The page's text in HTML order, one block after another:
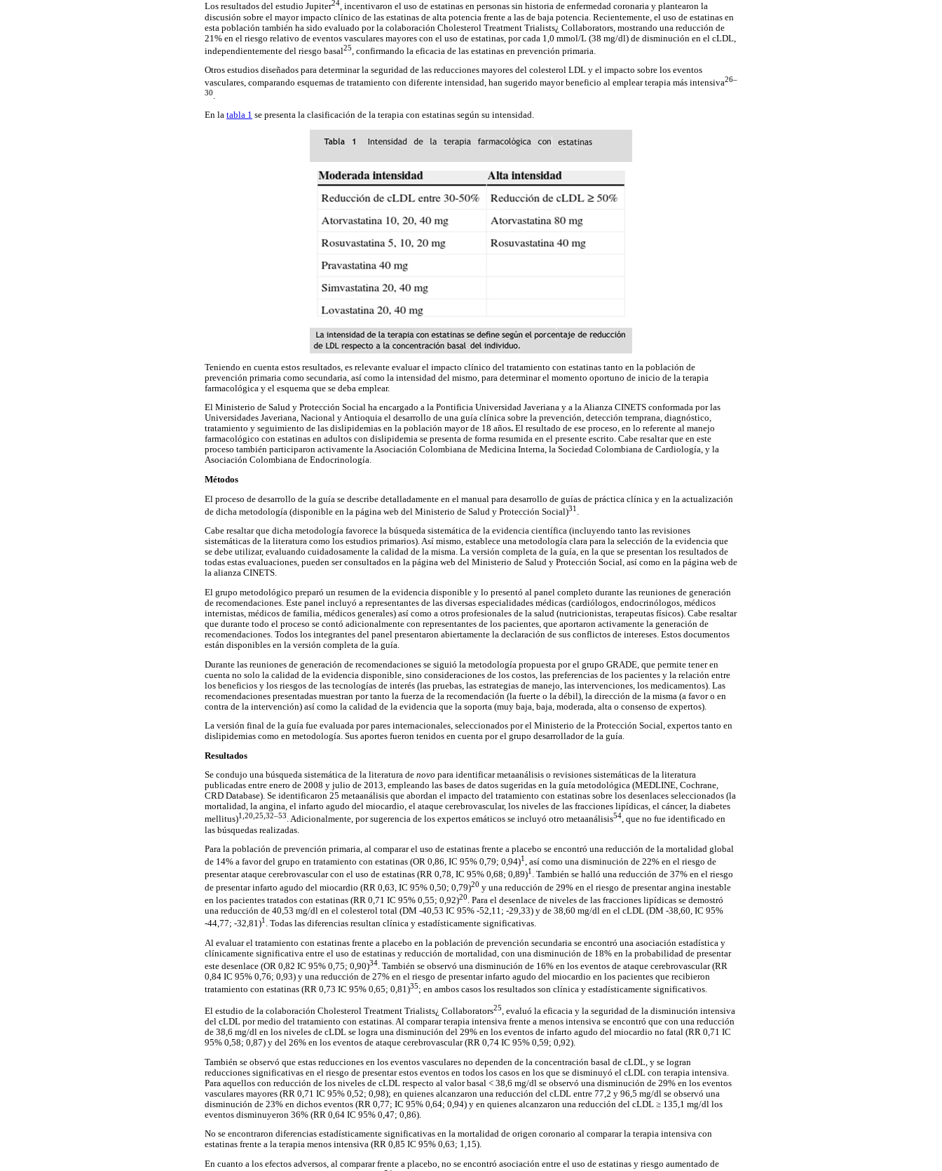
Los resultados del estudio Jupiter24, incentivaron el uso de estatinas en personas sin historia de enfermedad coronaria y plantearon la
discusión sobre el mayor impacto clínico de las estatinas de alta potencia frente a las de baja potencia. Recientemente, el uso de estatinas en
esta población también ha sido evaluado por la colaboración Cholesterol Treatment Trialists¿ Collaborators, mostrando una reducción de
21% en el riesgo relativo de eventos vasculares mayores con el uso de estatinas, por cada 1,0 mmol/L (38 mg/dl) de disminución en el cLDL,
independientemente del riesgo basal25, confirmando la eficacia de las estatinas en prevención primaria.
Otros estudios diseñados para determinar la seguridad de las reducciones mayores del colesterol LDL y el impacto sobre los eventos
vasculares, comparando esquemas de tratamiento con diferente intensidad, han sugerido mayor beneficio al emplear terapia más intensiva26–
30.
En la tabla 1 se presenta la clasificación de la terapia con estatinas según su intensidad.
Teniendo en cuenta estos resultados, es relevante evaluar el impacto clínico del tratamiento con estatinas tanto en la población de
prevención primaria como secundaria, así como la intensidad del mismo, para determinar el momento oportuno de inicio de la terapia
farmacológica y el esquema que se deba emplear.
El Ministerio de Salud y Protección Social ha encargado a la Pontificia Universidad Javeriana y a la Alianza CINETS conformada por las
Universidades Javeriana, Nacional y Antioquia el desarrollo de una guía clínica sobre la prevención, detección temprana, diagnóstico,
tratamiento y seguimiento de las dislipidemias en la población mayor de 18 años. El resultado de ese proceso, en lo referente al manejo
farmacológico con estatinas en adultos con dislipidemia se presenta de forma resumida en el presente escrito. Cabe resaltar que en este
proceso también participaron activamente la Asociación Colombiana de Medicina Interna, la Sociedad Colombiana de Cardiología, y la
Asociación Colombiana de Endocrinología.
Métodos
El proceso de desarrollo de la guía se describe detalladamente en el manual para desarrollo de guías de práctica clínica y en la actualización
de dicha metodología (disponible en la página web del Ministerio de Salud y Protección Social)31
Cabe resaltar que dicha metodología favorece la búsqueda sistemática de la evidencia científica (incluyendo tanto las revisiones
sistemáticas de la literatura como los estudios primarios). Así mismo, establece una metodología clara para la selección de la evidencia que
se debe utilizar, evaluando cuidadosamente la calidad de la misma. La versión completa de la guía, en la que se presentan los resultados de
todas estas evaluaciones, pueden ser consultados en la página web del Ministerio de Salud y Protección Social, así como en la página web de
la alianza CINETS.
El grupo metodológico preparó un resumen de la evidencia disponible y lo presentó al panel completo durante las reuniones de generación
de recomendaciones. Este panel incluyó a representantes de las diversas especialidades médicas (cardiólogos, endocrinólogos, médicos
internistas, médicos de familia, médicos generales) así como a otros profesionales de la salud (nutricionistas, terapeutas físicos). Cabe resaltar
que durante todo el proceso se contó adicionalmente con representantes de los pacientes, que aportaron activamente la generación de
recomendaciones. Todos los integrantes del panel presentaron abiertamente la declaración de sus conflictos de intereses. Estos documentos
están disponibles en la versión completa de la guía.
Durante las reuniones de generación de recomendaciones se siguió la metodología propuesta por el grupo GRADE, que permite tener en
cuenta no solo la calidad de la evidencia disponible, sino consideraciones de los costos, las preferencias de los pacientes y la relación entre
los beneficios y los riesgos de las tecnologías de interés (las pruebas, las estrategias de manejo, las intervenciones, los medicamentos). Las
recomendaciones presentadas muestran por tanto la fuerza de la recomendación (la fuerte o la débil), la dirección de la misma (a favor o en
contra de la intervención) así como la calidad de la evidencia que la soporta (muy baja, baja, moderada, alta o consenso de expertos).
La versión final de la guía fue evaluada por pares internacionales, seleccionados por el Ministerio de la Protección Social, expertos tanto en
dislipidemias como en metodología. Sus aportes fueron tenidos en cuenta por el grupo desarrollador de la guía.
Resultados
Se condujo una búsqueda sistemática de la literatura de novo para identificar metaanálisis o revisiones sistemáticas de la literatura
publicadas entre enero de 2008 y julio de 2013, empleando las bases de datos sugeridas en la guía metodológica (MEDLINE, Cochrane,
CRD Database). Se identificaron 25 metaanálisis que abordan el impacto del tratamiento con estatinas sobre los desenlaces seleccionados (la
mortalidad, la angina, el infarto agudo del miocardio, el ataque cerebrovascular, los niveles de las fracciones lipídicas, el cáncer, la diabetes
mellitus)1,20,25,32–53. Adicionalmente, por sugerencia de los expertos emáticos se incluyó otro metaanálisis54, que no fue identificado en
las búsquedas realizadas.
Para la población de prevención primaria, al comparar el uso de estatinas frente a placebo se encontró una reducción de la mortalidad global
de 14% a favor del grupo en tratamiento con estatinas (OR 0,86, IC 95% 0,79; 0,94)1, así como una disminución de 22% en el riesgo de
presentar ataque cerebrovascular con el uso de estatinas (RR 0,78, IC 95% 0,68; 0,89)1. También se halló una reducción de 37% en el riesgo
de presentar infarto agudo del miocardio (RR 0,63, IC 95% 0,50; 0,79)20 y una reducción de 29% en el riesgo de presentar angina inestable
en los pacientes tratados con estatinas (RR 0,71 IC 95% 0,55; 0,92)20. Para el desenlace de niveles de las fracciones lipídicas se demostró
una reducción de 40,53 mg/dl en el colesterol total (DM -40,53 IC 95% -52,11; -29,33) y de 38,60 mg/dl en el cLDL (DM -38,60, IC 95%
-44,77; -32,81)1 . Todas las diferencias resultan clínica y estadísticamente significativas.
Al evaluar el tratamiento con estatinas frente a placebo en la población de prevención secundaria se encontró una asociación estadística y
clínicamente significativa entre el uso de estatinas y reducción de mortalidad, con una disminución de 18% en la probabilidad de presentar
este desenlace (OR 0,82 IC 95% 0,75; 0,90)34. También se observó una disminución de 16% en los eventos de ataque cerebrovascular (RR
0,84 IC 95% 0,76; 0,93) y una reducción de 27% en el riesgo de presentar infarto agudo del miocardio en los pacientes que recibieron
tratamiento con estatinas (RR 0,73 IC 95% 0,65; 0,81)35; en ambos casos los resultados son clínica y estadísticamente significativos.
El estudio de la colaboración Cholesterol Treatment Trialists¿ Collaborators25, evaluó la eficacia y la seguridad de la disminución intensiva
del cLDL por medio del tratamiento con estatinas. Al comparar terapia intensiva frente a menos intensiva se encontró que con una reducción
de 38,6 mg/dl en los niveles de cLDL se logra una disminución del 29% en los eventos de infarto agudo del miocardio no fatal (RR 0,71 IC
95% 0,58; 0,87) y del 26% en los eventos de ataque cerebrovascular (RR 0,74 IC 95% 0,59; 0,92).
También se observó que estas reducciones en los eventos vasculares no dependen de la concentración basal de cLDL, y se logran
reducciones significativas en el riesgo de presentar estos eventos en todos los casos en los que se disminuyó el cLDL con terapia intensiva.
Para aquellos con reducción de los niveles de cLDL respecto al valor basal < 38,6 mg/dl se observó una disminución de 29% en los eventos
vasculares mayores (RR 0,71 IC 95% 0,52; 0,98); en quienes alcanzaron una reducción del cLDL entre 77,2 y 96,5 mg/dl se observó una
disminución de 23% en dichos eventos (RR 0,77; IC 95% 0,64; 0,94) y en quienes alcanzaron una reducción del cLDL ≥ 135,1 mg/dl los
eventos disminuyeron 36% (RR 0,64 IC 95% 0,47; 0,86).
No se encontraron diferencias estadísticamente significativas en la mortalidad de origen coronario al comparar la terapia intensiva con
estatinas frente a la terapia menos intensiva (RR 0,85 IC 95% 0,63; 1,15).
En cuanto a los efectos adversos, al comparar frente a placebo, no se encontró asociación entre el uso de estatinas y riesgo aumentado de